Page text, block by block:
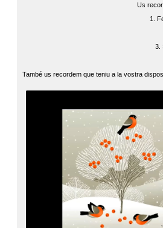
Us
1.
3.
També us recordem que teniu a la vostra